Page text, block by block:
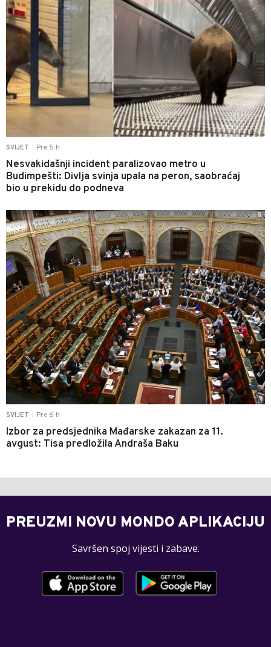
SVIJET Pre 5 h
Nesvakidašnji incident paralizovao metro u
Budimpešti: Divlja svinja upala na peron, saobraćaj
bio u prekidu do podneva
SVIJET Pre 6 h
Izbor za predsjednika Mađarske zakazan za 11.
avgust: Tisa predložila Andraša Baku
0
PREUZMI NOVU MONDO APLIKACIJU
Savršen spoj vijesti i zabave.